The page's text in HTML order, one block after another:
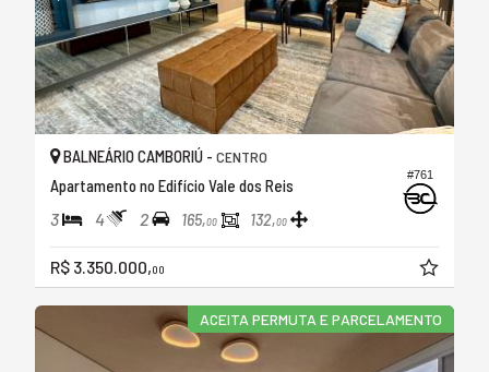
#761
BALNEÁRIO CAMBORIÚ - CENTRO
Apartamento no Edifício Vale dos Reis
3 4 2 165,00 132,00
R$ 3.350.000,00
ACEITA PERMUTA E PARCELAMENTO